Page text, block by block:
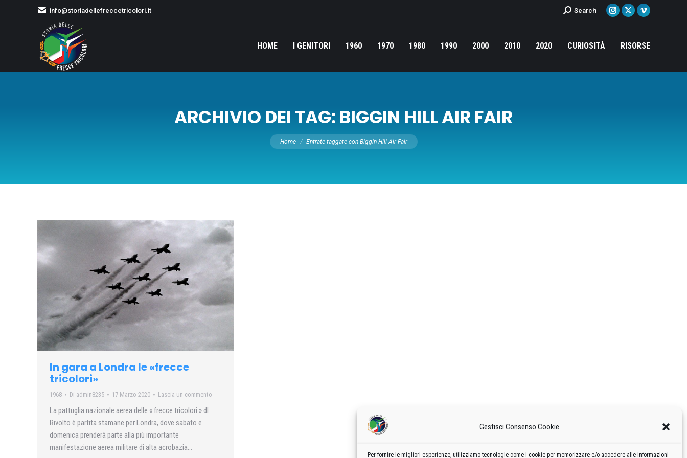
Gestisci Consenso Cookie
Per fornire le migliori esperienze, utilizziamo tecnologie come i cookie per memorizzare e/o accedere alle informazioni
info@storiadellefreccetricolori.it Cerca:Search
Instagram
opens
new
X
opens
new
Vimeo
opens
new
HOME I GENITORI 1960 1970 1980 1990 2000 2010 2020 CURIOSITÀ RISORSE
ARCHIVIO DEI TAG: BIGGIN HILL AIR FAIR
Tu sei qui:
Home Entrate taggate con Biggin Hill Air Fair
In gara a Londra le «frecce
tricolori»
1968 Di admin8235 17 Marzo 2020 Lascia un commento
La pattuglia nazionale aerea delle « frecce tricolori » dl
Rivolto è partita stamane per Londra, dove sabato e
domenica prenderà parte alla più importante
manifestazione aerea militare di alta acrobazia…